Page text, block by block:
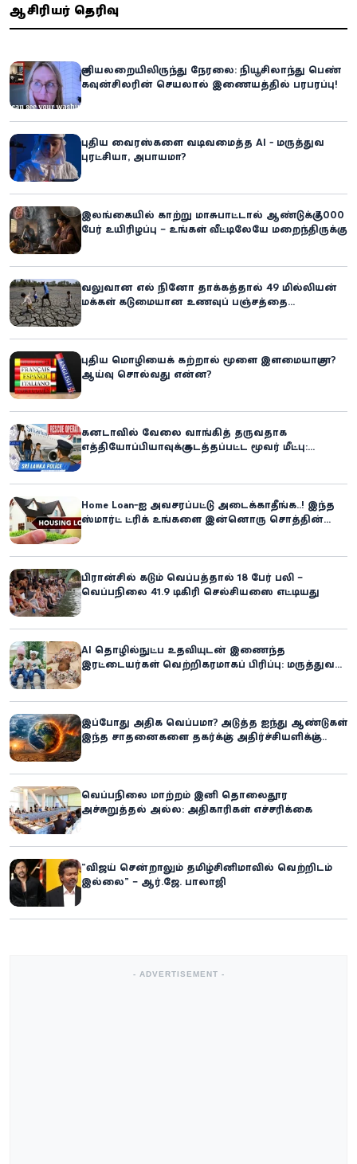
ஆசிரியர் தெரிவு
குளியலறையிலிருந்து நேரலை: நியூசிலாந்து பெண்
கவுன்சிலரின் செயலால் இணையத்தில் பரபரப்பு!
புதிய வைரஸ்களை வடிவமைத்த AI - மருத்துவ
புரட்சியா, அபாயமா?
இலங்கையில் காற்று மாசுபாட்டால் ஆண்டுக்கு 7,000
பேர் உயிரிழப்பு – உங்கள் வீட்டிலேயே மறைந்திருக்கும்
வலுவான எல் நினோ தாக்கத்தால் 49 மில்லியன்
மக்கள் கடுமையான உணவுப் பஞ்சத்தை
புதிய மொழியைக் கற்றால் மூளை இளமையாகுமா?
ஆய்வு சொல்வது என்ன?
கனடாவில் வேலை வாங்கித் தருவதாக
எத்தியோப்பியாவுக்கு கடத்தப்பட்ட மூவர் மீட்பு:
Home Loan-ஐ அவசரப்பட்டு அடைக்காதீங்க..! இந்த
ஸ்மார்ட் ட்ரிக் உங்களை இன்னொரு சொத்தின்
பிரான்சில் கடும் வெப்பத்தால் 18 பேர் பலி –
வெப்பநிலை 41.9 டிகிரி செல்சியஸை எட்டியது
AI தொழில்நுட்ப உதவியுடன் இணைந்த
இரட்டையர்கள் வெற்றிகரமாகப் பிரிப்பு: மருத்துவ
இப்போது அதிக வெப்பமா? அடுத்த ஐந்து ஆண்டுகள்
இந்த சாதனைகளை தகர்க்கும்: அதிர்ச்சியளிக்கும்
வெப்பநிலை மாற்றம் இனி தொலைதூர
அச்சுறுத்தல் அல்ல: அதிகாரிகள் எச்சரிக்கை
“விஜய் சென்றாலும் தமிழ்சினிமாவில் வெற்றிடம்
இல்லை” – ஆர்.ஜே. பாலாஜி
- ADVERTISEMENT -